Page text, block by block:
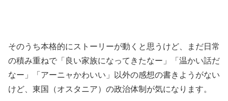
そのうち本格的にストーリーが動くと思うけど、まだ日常
の積み重ねで「良い家族になってきたなー」「温かい話だ
なー」「アーニャかわいい」以外の感想の書きようがない
けど、東国（オスタニア）の政治体制が気になります。